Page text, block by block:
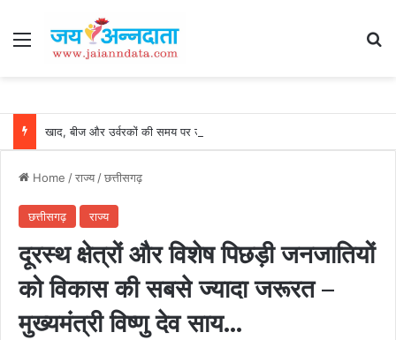
Menu
Home /राज्य/छत्तीसगढ़
छत्तीसगढ़ राज्य
दूरस्थ क्षेत्रों और विशेष पिछड़ी जनजातियों
को विकास की सबसे ज्यादा जरूरत –
मुख्यमंत्री विष्णु देव साय…